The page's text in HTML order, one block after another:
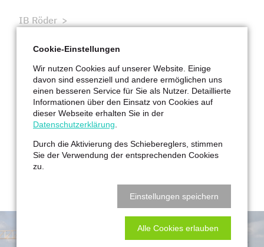
PARTNER
STELLENANGEBOT
KONTAKT
IB Röder
Industriebau und Gewerbebau
ab 2025 in Realisierung
Fabrikstraße 11 in Dresden
Fleischfabrik Dresden – Haus 1 Errichtung eines
Genesis Craticium GmbH & Co. KG
Leistungsumfang: Bauüberwachung LP 8
Cookie-Einstellungen
Wir nutzen Cookies auf unserer Website. Einige
davon sind essenziell und andere ermöglichen uns
einen besseren Service für Sie als Nutzer. Detaillierte
Informationen über den Einsatz von Cookies auf
dieser Webseite erhalten Sie in der
Datenschutzerklärung
Durch die Aktivierung des Schiebereglers, stimmen
Sie der Verwendung der entsprechenden Cookies
zu.
Einstellungen speichern
Alle Cookies erlauben